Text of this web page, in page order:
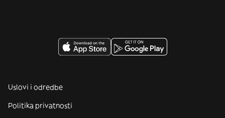
Uslovi i odredbe
Politika privatnosti